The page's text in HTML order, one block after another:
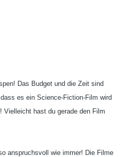
Das Budget und die Zeit sind
es ein Science-Fiction-Film wird
Vielleicht hast du gerade den Film
anspruchsvoll wie immer! Die Filme